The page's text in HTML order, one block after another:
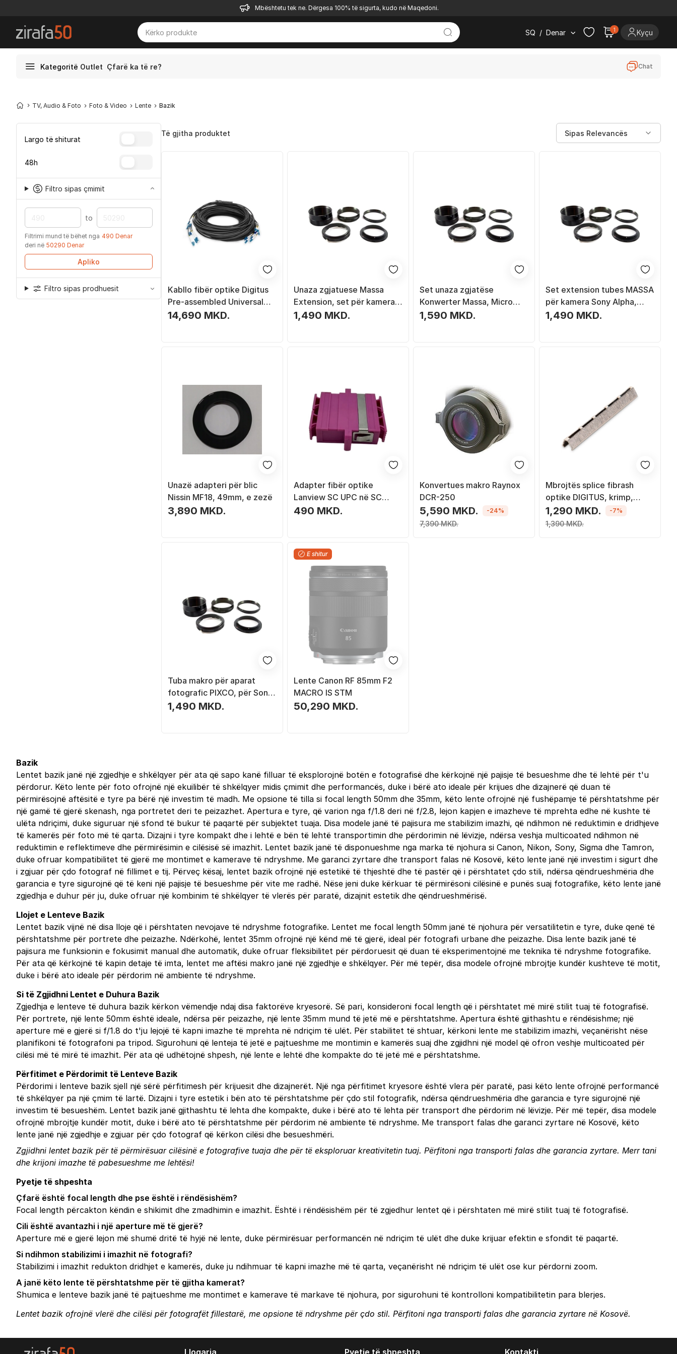
Mbështetu tek ne. Dërgesa 100% të sigurta, kudo në Maqedoni.
SQ / Denar 1 Kyçu
Kategoritë Outlet Çfarë ka të re? Chat
TV, Audio & Foto Foto & Video Lente Bazik
Largo të shiturat
48h
Filtro sipas çmimit
to
Filtrimi mund të bëhet nga 490 Denar
deri në 50290 Denar
Apliko
Filtro sipas prodhuesit
Të gjitha produktet
Kabllo fibër optike Digitus
Pre-assembled Universal
Breakout, single mode, e
14,690 MKD.
Unaza zgjatuese Massa
Extension, set për kamera
Panasonic Micro 4/3,
1,490 MKD.
Set unaza zgjatëse
Konwerter Massa, Micro
4/3, për kamera Olympus
1,590 MKD.
Set extension tubes MASSA
për kamera Sony Alpha,
montim bajonetë, fokus
1,490 MKD.
Unazë adapteri për blic
Nissin MF18, 49mm, e zezë
3,890 MKD.
Adapter fibër optike
Lanview SC UPC në SC
UPC, OM4, duplex, vjollcë
490 MKD.
Konvertues makro Raynox
DCR-250
5,590 MKD.
7,390 MKD.
-24%
Mbrojtës splice fibrash
optike DIGITUS, krimp,
paketim 15 copë, metalik
1,290 MKD.
1,390 MKD.
-7%
Tuba makro për aparat
fotografic PIXCO, për Sony
E NEX, alumini, të zinj
1,490 MKD.
E shitur
Lente Canon RF 85mm F2
MACRO IS STM
50,290 MKD.
Bazik
Lentet bazik janë një zgjedhje e shkëlqyer për ata që sapo kanë filluar të eksplorojnë botën e fotografisë dhe kërkojnë një pajisje të besueshme dhe të lehtë për t'u
përdorur. Këto lente për foto ofrojnë një ekuilibër të shkëlqyer midis çmimit dhe performancës, duke i bërë ato ideale për krijues dhe dizajnerë që duan të
përmirësojnë aftësitë e tyre pa bërë një investim të madh. Me opsione të tilla si focal length 50mm dhe 35mm, këto lente ofrojnë një fushëpamje të përshtatshme për
një gamë të gjerë skenash, nga portretet deri te peizazhet. Apertura e tyre, që varion nga f/1.8 deri në f/2.8, lejon kapjen e imazheve të mprehta edhe në kushte të
ulëta ndriçimi, duke siguruar një sfond të bukur të paqartë për subjektet tuaja. Disa modele janë të pajisura me stabilizim imazhi, që ndihmon në reduktimin e dridhjeve
të kamerës për foto më të qarta. Dizajni i tyre kompakt dhe i lehtë e bën të lehtë transportimin dhe përdorimin në lëvizje, ndërsa veshja multicoated ndihmon në
reduktimin e reflektimeve dhe përmirësimin e cilësisë së imazhit. Lentet bazik janë të disponueshme nga marka të njohura si Canon, Nikon, Sony, Sigma dhe Tamron,
duke ofruar kompatibilitet të gjerë me montimet e kamerave të ndryshme. Me garanci zyrtare dhe transport falas në Kosovë, këto lente janë një investim i sigurt dhe
i zgjuar për çdo fotograf në fillimet e tij. Përveç kësaj, lentet bazik ofrojnë një estetikë të thjeshtë dhe të pastër që i përshtatet çdo stili, ndërsa qëndrueshmëria dhe
garancia e tyre sigurojnë që të keni një pajisje të besueshme për vite me radhë. Nëse jeni duke kërkuar të përmirësoni cilësinë e punës suaj fotografike, këto lente janë
zgjedhja e duhur për ju, duke ofruar një kombinim të shkëlqyer të vlerës për paratë, dizajnit estetik dhe qëndrueshmërisë.
Llojet e Lenteve Bazik
Lentet bazik vijnë në disa lloje që i përshtaten nevojave të ndryshme fotografike. Lentet me focal length 50mm janë të njohura për versatilitetin e tyre, duke qenë të
përshtatshme për portrete dhe peizazhe. Ndërkohë, lentet 35mm ofrojnë një kënd më të gjerë, ideal për fotografi urbane dhe peizazhe. Disa lente bazik janë të
pajisura me funksionin e fokusimit manual dhe automatik, duke ofruar fleksibilitet për përdoruesit që duan të eksperimentojnë me teknika të ndryshme fotografike.
Për ata që kërkojnë të kapin detaje të imta, lentet me aftësi makro janë një zgjedhje e shkëlqyer. Për më tepër, disa modele ofrojnë mbrojtje kundër kushteve të motit,
duke i bërë ato ideale për përdorim në ambiente të ndryshme.
Si të Zgjidhni Lentet e Duhura Bazik
Zgjedhja e lenteve të duhura bazik kërkon vëmendje ndaj disa faktorëve kryesorë. Së pari, konsideroni focal length që i përshtatet më mirë stilit tuaj të fotografisë.
Për portrete, një lente 50mm është ideale, ndërsa për peizazhe, një lente 35mm mund të jetë më e përshtatshme. Apertura është gjithashtu e rëndësishme; një
aperture më e gjerë si f/1.8 do t'ju lejojë të kapni imazhe të mprehta në ndriçim të ulët. Për stabilitet të shtuar, kërkoni lente me stabilizim imazhi, veçanërisht nëse
planifikoni të fotografoni pa tripod. Sigurohuni që lenteja të jetë e pajtueshme me montimin e kamerës suaj dhe zgjidhni një model që ofron veshje multicoated për
cilësi më të mirë të imazhit. Për ata që udhëtojnë shpesh, një lente e lehtë dhe kompakte do të jetë më e përshtatshme.
Përfitimet e Përdorimit të Lenteve Bazik
Përdorimi i lenteve bazik sjell një sërë përfitimesh për krijuesit dhe dizajnerët. Një nga përfitimet kryesore është vlera për paratë, pasi këto lente ofrojnë performancë
të shkëlqyer pa një çmim të lartë. Dizajni i tyre estetik i bën ato të përshtatshme për çdo stil fotografik, ndërsa qëndrueshmëria dhe garancia e tyre sigurojnë një
investim të besueshëm. Lentet bazik janë gjithashtu të lehta dhe kompakte, duke i bërë ato të lehta për transport dhe përdorim në lëvizje. Për më tepër, disa modele
ofrojnë mbrojtje kundër motit, duke i bërë ato të përshtatshme për përdorim në ambiente të ndryshme. Me transport falas dhe garanci zyrtare në Kosovë, këto
lente janë një zgjedhje e zgjuar për çdo fotograf që kërkon cilësi dhe besueshmëri.
Zgjidhni lentet bazik për të përmirësuar cilësinë e fotografive tuaja dhe për të eksploruar kreativitetin tuaj. Përfitoni nga transporti falas dhe garancia zyrtare. Merr tani
dhe krijoni imazhe të pabesueshme me lehtësi!
Pyetje të shpeshta
Çfarë është focal length dhe pse është i rëndësishëm?
Focal length përcakton këndin e shikimit dhe zmadhimin e imazhit. Është i rëndësishëm për të zgjedhur lentet që i përshtaten më mirë stilit tuaj të fotografisë.
Cili është avantazhi i një aperture më të gjerë?
Aperture më e gjerë lejon më shumë dritë të hyjë në lente, duke përmirësuar performancën në ndriçim të ulët dhe duke krijuar efektin e sfondit të paqartë.
Si ndihmon stabilizimi i imazhit në fotografi?
Stabilizimi i imazhit redukton dridhjet e kamerës, duke ju ndihmuar të kapni imazhe më të qarta, veçanërisht në ndriçim të ulët ose kur përdorni zoom.
A janë këto lente të përshtatshme për të gjitha kamerat?
Shumica e lenteve bazik janë të pajtueshme me montimet e kamerave të markave të njohura, por sigurohuni të kontrolloni kompatibilitetin para blerjes.
Lentet bazik ofrojnë vlerë dhe cilësi për fotografët fillestarë, me opsione të ndryshme për çdo stil. Përfitoni nga transporti falas dhe garancia zyrtare në Kosovë.
Llogaria Pyetje të shpeshta Kontakti